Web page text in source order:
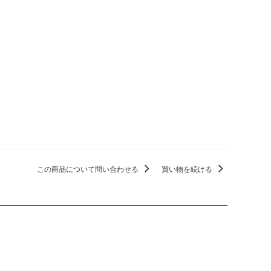
この商品について問い合わせる 買い物を続ける